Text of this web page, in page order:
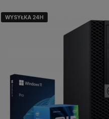
WYSYŁKA 24H
WYSYŁKA 24H
WYSYŁKA 24H
WYSYŁKA 24H